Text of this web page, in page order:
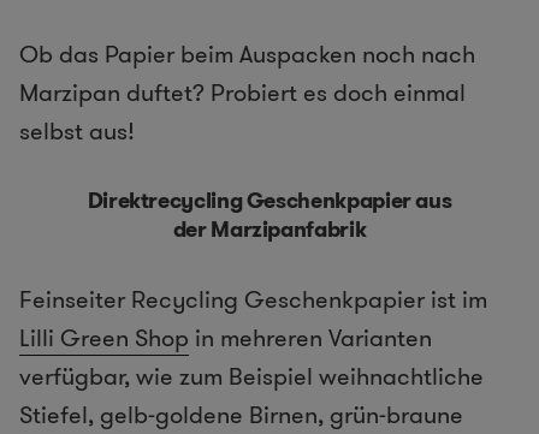
Ob das Papier beim Auspacken noch nach
Marzipan duftet? Probiert es doch einmal
selbst aus!
Direktrecycling Geschenkpapier aus
der Marzipanfabrik
Feinseiter Recycling Geschenkpapier ist im
Lilli Green Shop in mehreren Varianten
verfügbar, wie zum Beispiel weihnachtliche
Stiefel, gelb-goldene Birnen, grün-braune